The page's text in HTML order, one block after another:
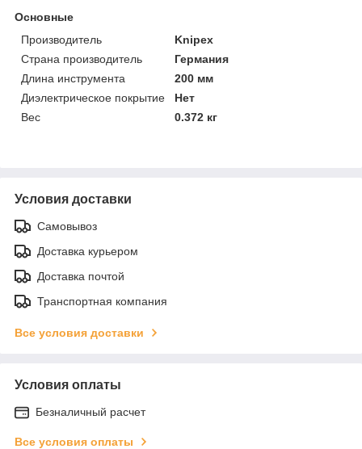
Основные
Производитель
Knipex
Страна производитель
Германия
Длина инструмента
200 мм
Диэлектрическое покрытие
Нет
Вес
0.372 кг
Условия доставки
Самовывоз
Доставка курьером
Доставка почтой
Транспортная компания
Все условия доставки
Условия оплаты
Безналичный расчет
Все условия оплаты